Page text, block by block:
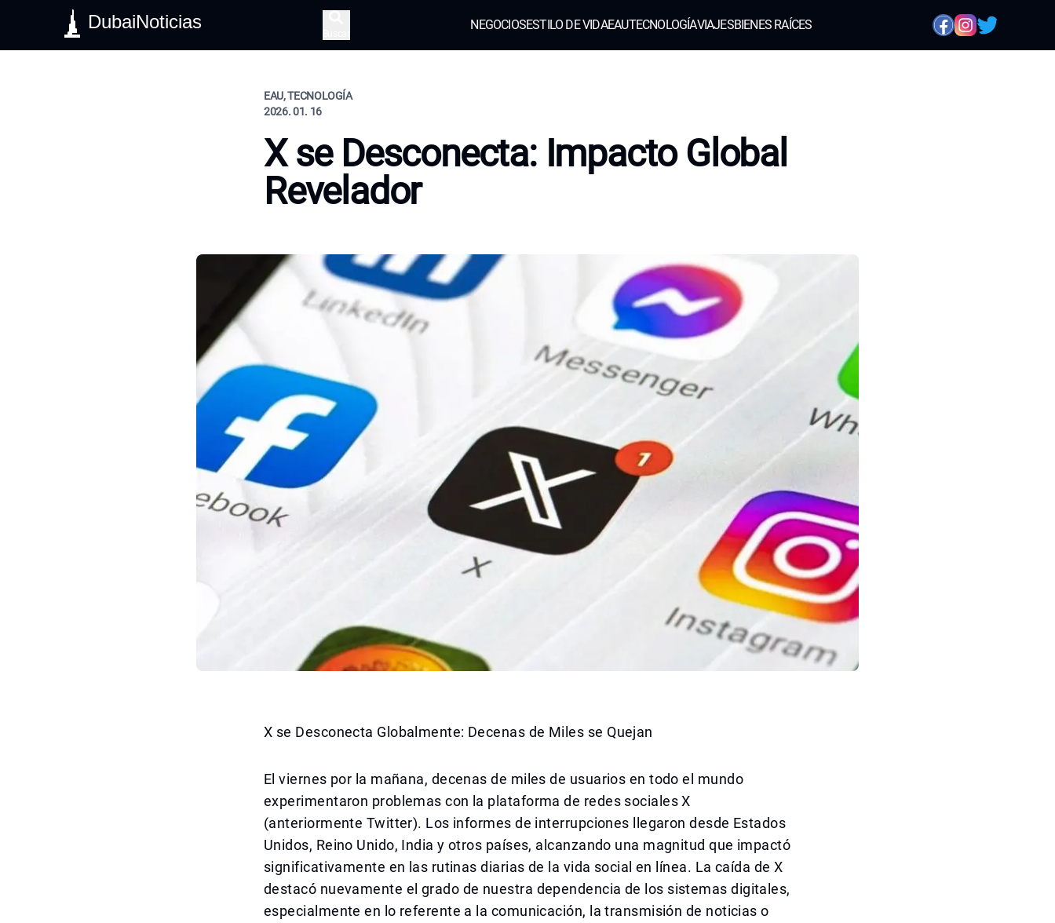
DubaiNoticias NEGOCIOSESTILO DE VIDAEAUTECNOLOGÍAVIAJESBIENES RAÍCES
EAU, TECNOLOGÍA
2026. 01. 16
X se Desconecta: Impacto Global
Revelador
X se Desconecta Globalmente: Decenas de Miles se Quejan
El viernes por la mañana, decenas de miles de usuarios en todo el mundo
experimentaron problemas con la plataforma de redes sociales X
(anteriormente Twitter). Los informes de interrupciones llegaron desde Estados
Unidos, Reino Unido, India y otros países, alcanzando una magnitud que impactó
significativamente en las rutinas diarias de la vida social en línea. La caída de X
destacó nuevamente el grado de nuestra dependencia de los sistemas digitales,
especialmente en lo referente a la comunicación, la transmisión de noticias o